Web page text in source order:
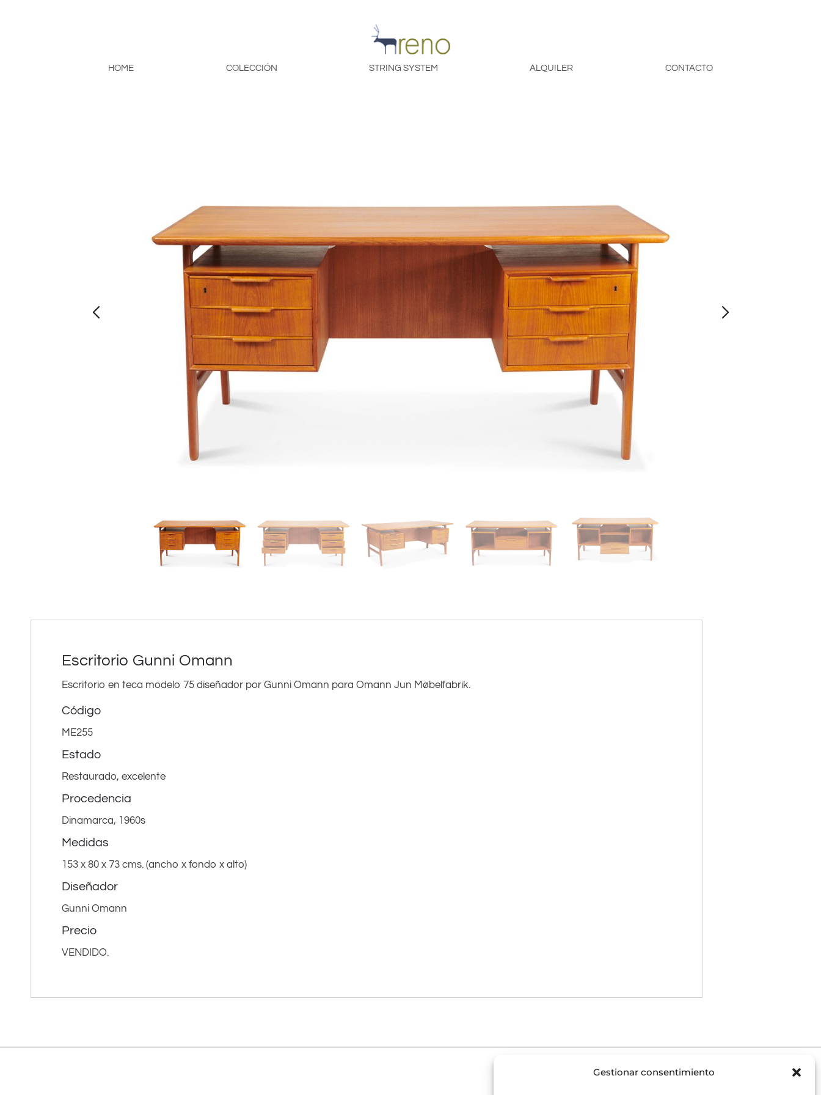
Gestionar consentimiento
HOME COLECCIÓN STRING SYSTEM ALQUILER CONTACTO
Escritorio Gunni Omann
Escritorio en teca modelo 75 diseñador por Gunni Omann para Omann Jun Møbelfabrik.
Código
ME255
Estado
Restaurado, excelente
Procedencia
Dinamarca, 1960s
Medidas
153 x 80 x 73 cms. (ancho x fondo x alto)
Diseñador
Gunni Omann
Precio
VENDIDO.